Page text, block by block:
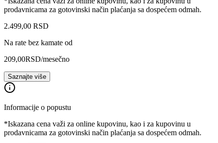
prodavnicama za gotovinski način plaćanja sa dospećem odmah.
2.499,00 RSD
Na rate bez kamate od
209,00RSD/mesečno
Saznajte više
Informacije o popustu
*Iskazana cena važi za online kupovinu, kao i za kupovinu u
prodavnicama za gotovinski način plaćanja sa dospećem odmah.